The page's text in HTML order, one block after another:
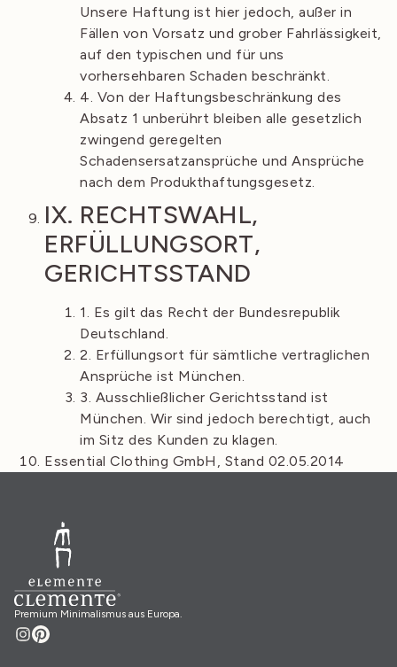
Unsere Haftung ist hier jedoch, außer in
Fällen von Vorsatz und grober Fahrlässigkeit,
auf den typischen und für uns
vorhersehbaren Schaden beschränkt.
4. Von der Haftungsbeschränkung des
Absatz 1 unberührt bleiben alle gesetzlich
zwingend geregelten
Schadensersatzansprüche und Ansprüche
nach dem Produkthaftungsgesetz.
IX. RECHTSWAHL,
ERFÜLLUNGSORT,
GERICHTSSTAND
1. Es gilt das Recht der Bundesrepublik
Deutschland.
2. Erfüllungsort für sämtliche vertraglichen
Ansprüche ist München.
3. Ausschließlicher Gerichtsstand ist
München. Wir sind jedoch berechtigt, auch
im Sitz des Kunden zu klagen.
Essential Clothing GmbH, Stand 02.05.2014
Premium Minimalismus aus Europa.